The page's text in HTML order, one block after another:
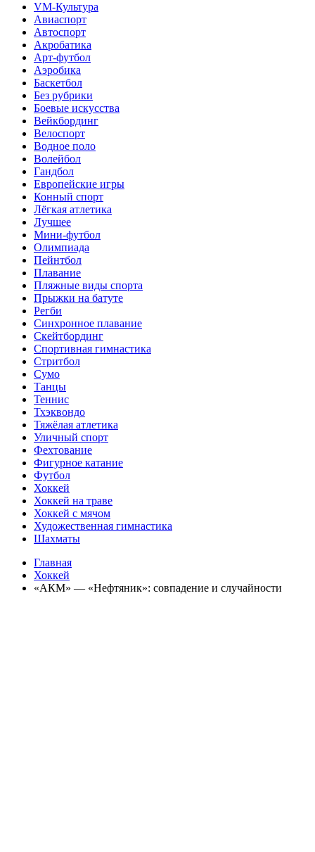
VM-Культура
Авиаспорт
Автоспорт
Акробатика
Арт-футбол
Аэробика
Баскетбол
Без рубрики
Боевые искусства
Вейкбординг
Велоспорт
Водное поло
Волейбол
Гандбол
Европейские игры
Конный спорт
Лёгкая атлетика
Лучшее
Мини-футбол
Олимпиада
Пейнтбол
Плавание
Пляжные виды спорта
Прыжки на батуте
Регби
Синхронное плавание
Скейтбординг
Спортивная гимнастика
Стритбол
Сумо
Танцы
Теннис
Тхэквондо
Тяжёлая атлетика
Уличный спорт
Фехтование
Фигурное катание
Футбол
Хоккей
Хоккей на траве
Хоккей с мячом
Художественная гимнастика
Шахматы
Главная
Хоккей
«АКМ» — «Нефтяник»: совпадение и случайности